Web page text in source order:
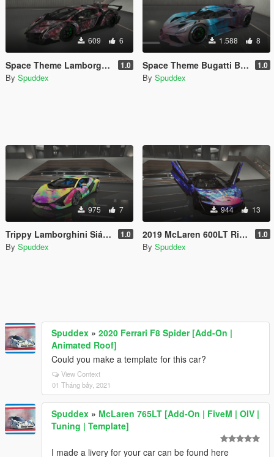
609 6
Space Theme Lamborghini Veneno 1.0
By Spuddex
1.588 8
Space Theme Bugatti Bolide 1.0
By Spuddex
975 7
Trippy Lamborghini Sián FKP 37 Livery 1.0
By Spuddex
944 13
2019 McLaren 600LT Rick and Morty Livery 1.0
By Spuddex
Spuddex » 2020 Ferrari F8 Spider [Add-On |
Animated Roof]
Could you make a template for this car?
View Context
01 Tháng bảy, 2021
Spuddex » McLaren 765LT [Add-On | FiveM | OIV |
Tuning | Template]
I made a livery for your car can be found here